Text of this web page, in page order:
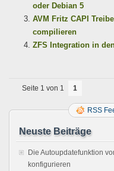
oder Debian 5
AVM Fritz CAPI
compilieren
ZFS Integration in
Seite 1 von 1 1
RSS
Neuste Beiträge
Die Autoupdatefunktion
konfigurieren